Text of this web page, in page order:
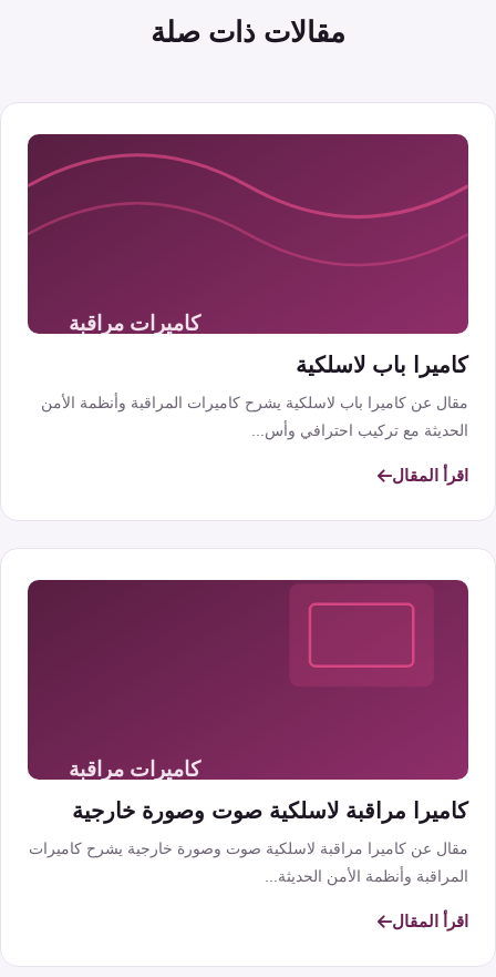
مقالات ذات صلة
كاميرا باب لاسلكية
مقال عن كاميرا باب لاسلكية يشرح كاميرات المراقبة وأنظمة الأمن
الحديثة مع تركيب احترافي وأس...
اقرأ المقال
كاميرا مراقبة لاسلكية صوت وصورة خارجية
مقال عن كاميرا مراقبة لاسلكية صوت وصورة خارجية يشرح كاميرات
المراقبة وأنظمة الأمن الحديثة...
اقرأ المقال